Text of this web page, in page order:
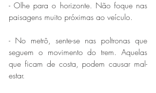
- Olhe para o horizonte. Não foque nas
paisagens muito próximas ao veículo.
- No metrô, sente-se nas poltronas que
seguem o movimento do trem. Aquelas
que ficam de costa, podem causar mal-
estar.